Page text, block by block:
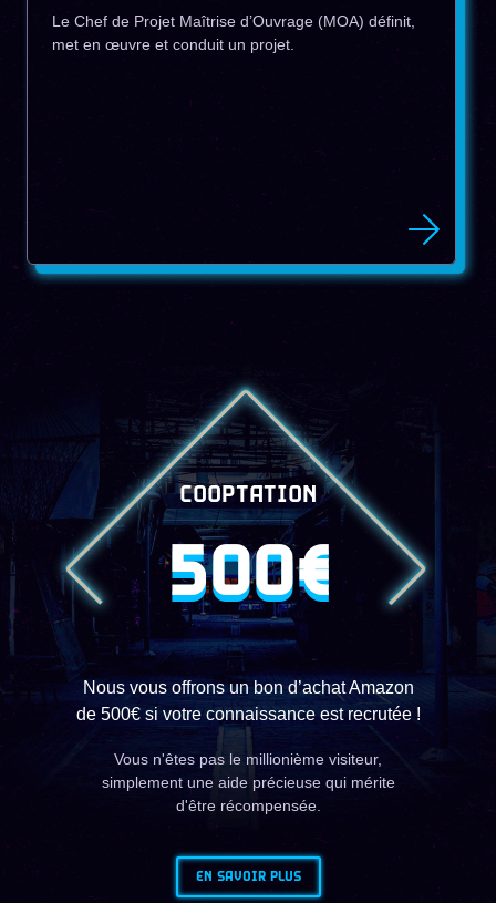
Le Chef de Projet Maîtrise d’Ouvrage (MOA) définit,
met en œuvre et conduit un projet.
COOPTATION
500€
Nous vous offrons un bon d’achat Amazon
de 500€ si votre connaissance est recrutée !
Vous n'êtes pas le millionième visiteur,
simplement une aide précieuse qui mérite
d'être récompensée.
EN SAVOIR PLUS